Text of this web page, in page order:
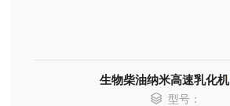
生物柴油纳米高速乳化机
型号：